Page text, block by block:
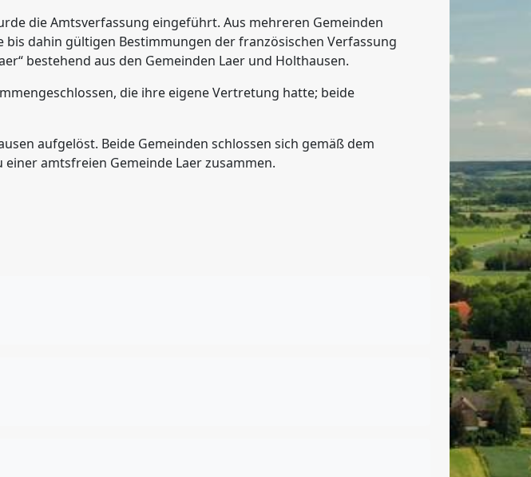
die Amtsverfassung eingeführt. Aus mehreren Gemeinden
dahin gültigen Bestimmungen der französischen Verfassung
bestehend aus den Gemeinden Laer und Holthausen.
die ihre eigene Vertretung hatte; beide
aufgelöst. Beide Gemeinden schlossen sich gemäß dem
amtsfreien Gemeinde Laer zusammen.